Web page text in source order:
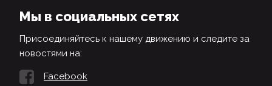
Мы в социальных сетях
Присоединяйтесь к нашему движению и следите за
новостями на:
Facebook